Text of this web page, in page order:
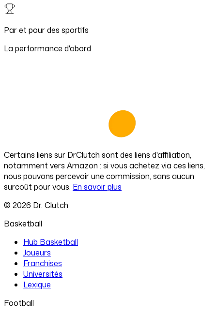
Par et pour des sportifs
La performance d'abord
Certains liens sur DrClutch sont des liens d'affiliation,
notamment vers Amazon : si vous achetez via ces liens,
nous pouvons percevoir une commission, sans aucun
surcoût pour vous. En savoir plus
© 2026 Dr. Clutch
Basketball
Hub Basketball
Joueurs
Franchises
Universités
Lexique
Football